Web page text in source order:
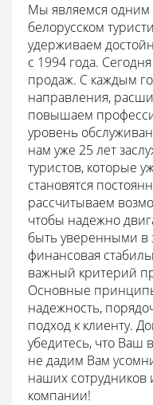
Мы являемся одним
белорусском
удерживаем
с 1994 года.
продаж. С каждым
направления,
повышаем
уровень
нам уже 25 лет
туристов, которые
становятся
рассчитываем
чтобы надежно
быть уверенными в
финансовая
важный критерий
Основные
надежность,
подход к клиенту.
убедитесь, что
не дадим Вам
наших
компании!